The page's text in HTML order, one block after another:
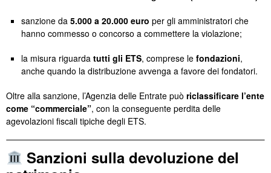
sanzione da 5.000 a 20.000 euro per gli amministratori che
hanno commesso o concorso a commettere la violazione;
la misura riguarda tutti gli ETS, comprese le fondazioni,
anche quando la distribuzione avvenga a favore dei fondatori.
Oltre alla sanzione, l’Agenzia delle Entrate può riclassificare l’ente
come “commerciale”, con la conseguente perdita delle
agevolazioni fiscali tipiche degli ETS.
Sanzioni sulla devoluzione del